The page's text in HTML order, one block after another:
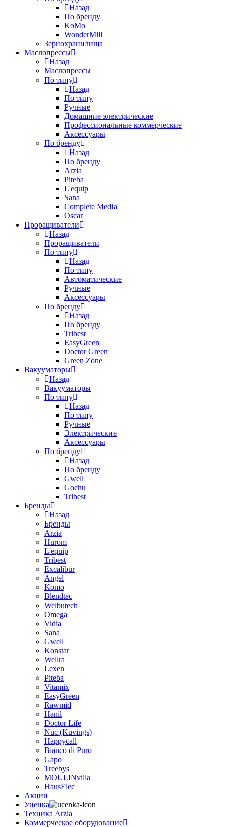
Назад
По бренду
KoMo
WonderMill
Зернохранилища
Маслопрессы
Назад
Маслопрессы
По типу
Назад
По типу
Ручные
Домашние электрические
Профессиональные коммерческие
Аксессуары
По бренду
Назад
По бренду
Arzia
Piteba
L'equip
Sana
Complete Media
Oscar
Проращиватели
Назад
Проращиватели
По типу
Назад
По типу
Автоматические
Ручные
Аксессуары
По бренду
Назад
По бренду
Tribest
EasyGreen
Doctor Green
Green Zone
Вакууматоры
Назад
Вакууматоры
По типу
Назад
По типу
Ручные
Электрические
Аксессуары
По бренду
Назад
По бренду
Gwell
Gochu
Tribest
Бренды
Назад
Бренды
Arzia
Hurom
L'equip
Tribest
Excalibur
Angel
Komo
Blendtec
Welbutech
Omega
Vidia
Sana
Gwell
Konstar
Wellra
Lexen
Piteba
Vitamix
EasyGreen
Rawmid
Hanil
Doctor Life
Nuc (Kuvings)
Happycall
Bianco di Puro
Gapo
Treebys
MOULINvilla
HausElec
Акции
Уценка
Техника Arzia
Коммерческое оборудование